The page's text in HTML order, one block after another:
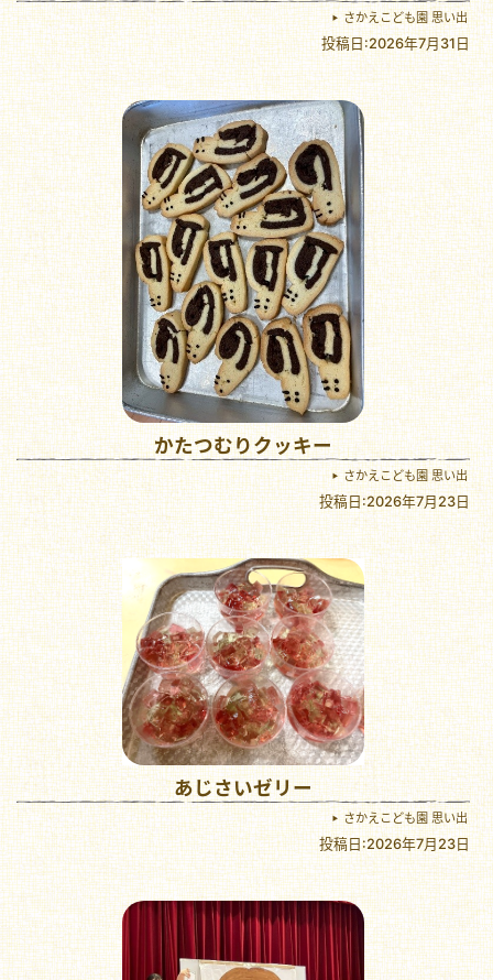
さかえこども園 思い出
投稿日:2026年7月31日
かたつむりクッキー
さかえこども園 思い出
投稿日:2026年7月23日
あじさいゼリー
さかえこども園 思い出
投稿日:2026年7月23日